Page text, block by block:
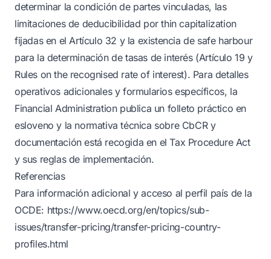
determinar la condición de partes vinculadas, las
limitaciones de deducibilidad por thin capitalization
fijadas en el Artículo 32 y la existencia de safe harbour
para la determinación de tasas de interés (Artículo 19 y
Rules on the recognised rate of interest). Para detalles
operativos adicionales y formularios específicos, la
Financial Administration publica un folleto práctico en
esloveno y la normativa técnica sobre CbCR y
documentación está recogida en el Tax Procedure Act
y sus reglas de implementación.
Referencias
Para información adicional y acceso al perfil país de la
OCDE: https://www.oecd.org/en/topics/sub-
issues/transfer-pricing/transfer-pricing-country-
profiles.html